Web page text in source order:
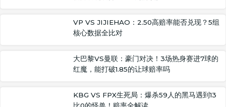
VP VS JIJIEHAO：2.50高赔率能否兑现？5组
核心数据全比对
大巴黎VS曼联：豪门对决！3场热身赛进7球的
红魔，能打破1.85的让球赔率吗
KBG VS FPX生死局：爆杀59人的黑马遇到13
比0的怪兽！赔率全解读